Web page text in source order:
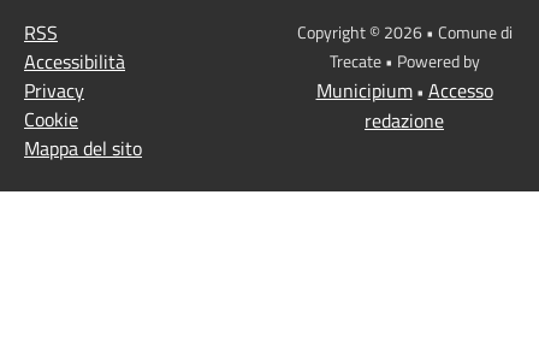
RSS
Accessibilità
Privacy
Cookie
Mappa del sito
Copyright © 2026 • Comune di
Trecate • Powered by
Municipium• Accesso
redazione